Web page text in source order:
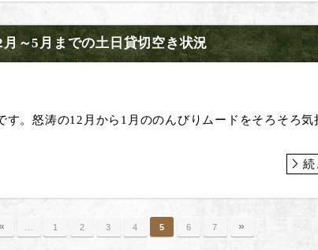
月～5月までの土日貸切空き状況
す。怒涛の12月から1月ののんびりムードをそろそろ気
続
1 2 3 4 5 6 7 »